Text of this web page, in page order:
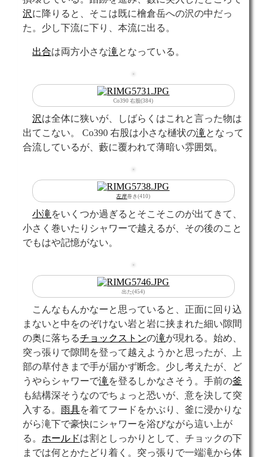
沢に降りると、そこは既に檜倉岳への沢の中だっ
た。少し下流に下り、本流に出る。
出合は両方小さな滝となっている。
Co390 右股(384)
沢は全体に狭いが、しばらくはこれと言った物は
出てこない。 Co390 右股は小さな樋状の滝となって
合流しているが、藪に覆われて薄暗い雰囲気。
左岸巻き(410)
小滝をいくつか過ぎるとそこそこのが出てきて、
小さく巻いたりシャワーで越えるが、その後のこと
でもはや記憶がない。
出た(454)
こんなもんかなーと思っていると、正面に回り込
まないと中をのぞけない岩と岩に挟まれた細い隙間
の奥に落ちるチョックストンの滝が現れる。始め、
突っ張りで隙間を登って越えようかと思ったが、上
部の草付きまで手が届かず断念。少し考えたが、ど
うやらシャワーで滝を登るしかなさそう。手前の釜
も結構深そうなのでちょっと恐いが、意を決して突
入する。雨具を着てフードをかぶり、釜に浸かりな
がら滝下で豪快にシャワーを浴びながら這い上が
る。 ホールドは割としっかりとして、チョックの下
までは何とかたどり着く。突っ張りで一端滝から体